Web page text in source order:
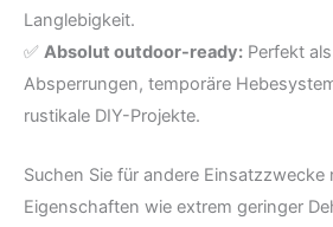
Langlebigkeit.
✅ Absolut outdoor-ready: Perfekt
Absperrungen, temporäre
rustikale DIY-Projekte.
Suchen Sie für andere Einsatzzwecke
Eigenschaften wie extrem geringer